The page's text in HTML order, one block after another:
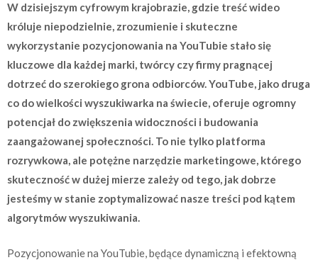
W dzisiejszym cyfrowym krajobrazie, gdzie treść wideo
króluje niepodzielnie, zrozumienie i skuteczne
wykorzystanie pozycjonowania na YouTubie stało się
kluczowe dla każdej marki, twórcy czy firmy pragnącej
dotrzeć do szerokiego grona odbiorców. YouTube, jako druga
co do wielkości wyszukiwarka na świecie, oferuje ogromny
potencjał do zwiększenia widoczności i budowania
zaangażowanej społeczności. To nie tylko platforma
rozrywkowa, ale potężne narzędzie marketingowe, którego
skuteczność w dużej mierze zależy od tego, jak dobrze
jesteśmy w stanie zoptymalizować nasze treści pod kątem
algorytmów wyszukiwania.
Pozycjonowanie na YouTubie, będące dynamiczną i efektowną